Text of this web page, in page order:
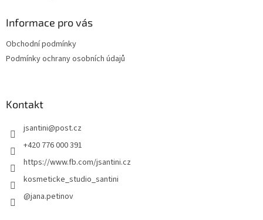
Informace pro vás
Obchodní podmínky
Podmínky ochrany osobních údajů
Kontakt
jsantini@post.cz
+420 776 000 391
https://www.fb.com/jsantini.cz
kosmeticke_studio_santini
@jana.petinov